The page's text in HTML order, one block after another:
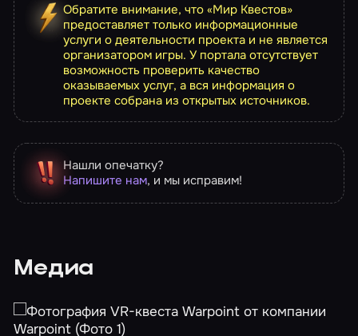
Обратите внимание, что «Мир Квестов»
предоставляет только информационные
услуги о деятельности проекта и не является
организатором игры. У портала отсутствует
возможность проверить качество
оказываемых услуг, а вся информация о
проекте собрана из открытых источников.
Нашли опечатку?
Напишите нам, и мы исправим!
Медиа